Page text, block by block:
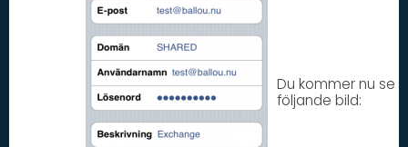
Du kommer nu se
följande bild: